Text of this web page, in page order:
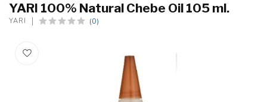
YARI 100% Natural Chebe Oil 105 ml.
YARI (0)